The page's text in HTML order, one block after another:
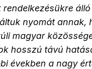
rendelkezésükre
nyomát annak,
magyar
hosszú távú
években a nagy